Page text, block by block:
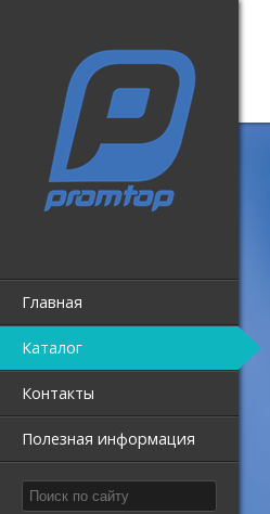
Главная
Каталог
Контакты
Полезная информация